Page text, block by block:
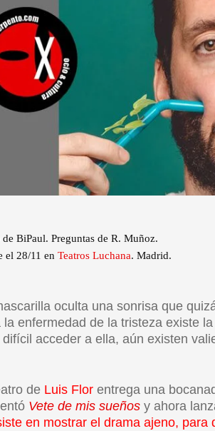
de BiPaul. Preguntas de R. Muñoz.
el 28/11 en Teatros Luchana. Madrid.
oculta una sonrisa que
la enfermedad de la tristeza existe
difícil acceder a ella, aún existen
de Luis Flor entrega una
Vete de mis sueños y ahora
en mostrar el drama ajeno,